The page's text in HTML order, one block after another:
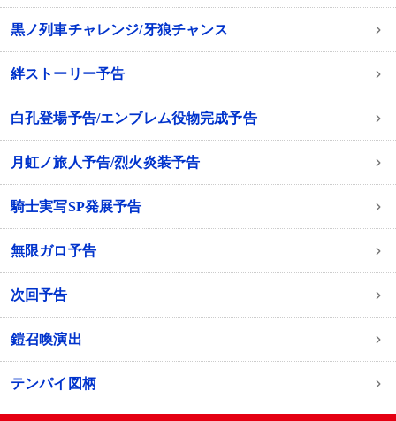
黒ノ列車チャレンジ/牙狼チャンス
絆ストーリー予告
白孔登場予告/エンブレム役物完成予告
月虹ノ旅人予告/烈火炎装予告
騎士実写SP発展予告
無限ガロ予告
次回予告
鎧召喚演出
テンパイ図柄